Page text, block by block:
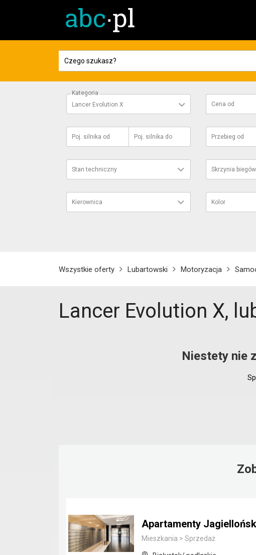
Kategoria
Lancer Evolution X
Cena od
Poj. silnika od Poj. silnika do Przebieg od
Stan techniczny Skrzynia biegów
Kierownica Kolor
Wszystkie oferty Lubartowski Motoryzacja
Lancer Evolution X,
Niestety nie
Apartamenty
Mieszkania > Sprzedaż